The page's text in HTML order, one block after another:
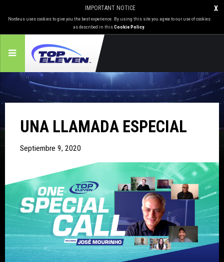
X
IMPORTANT NOTICE
Nordeus uses cookies to give you the best experience. By using this site you agree to our use of cookies
as described in thisCookie Policy.
UNA LLAMADA ESPECIAL
Septiembre 9, 2020